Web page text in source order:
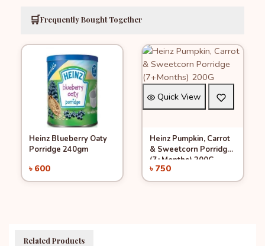
🛒Frequently Bought Together
Quick View
Add to Cart
Heinz Blueberry Oaty
Porridge 240gm
৳ 600
Quick View
Add to Cart
Heinz Pumpkin, Carrot
& Sweetcorn Porridge
(7+Months) 200G
৳ 750
Related Products